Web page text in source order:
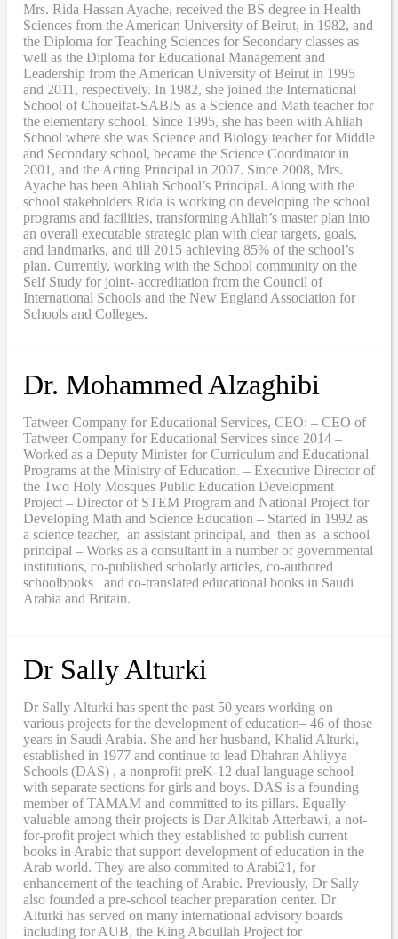
Mrs. Rida Hassan Ayache, received the BS degree in Health
Sciences from the American University of Beirut, in 1982, and
the Diploma for Teaching Sciences for Secondary classes as
well as the Diploma for Educational Management and
Leadership from the American University of Beirut in 1995
and 2011, respectively. In 1982, she joined the International
School of Choueifat-SABIS as a Science and Math teacher for
the elementary school. Since 1995, she has been with Ahliah
School where she was Science and Biology teacher for Middle
and Secondary school, became the Science Coordinator in
2001, and the Acting Principal in 2007. Since 2008, Mrs.
Ayache has been Ahliah School’s Principal. Along with the
school stakeholders Rida is working on developing the school
programs and facilities, transforming Ahliah’s master plan into
an overall executable strategic plan with clear targets, goals,
and landmarks, and till 2015 achieving 85% of the school’s
plan. Currently, working with the School community on the
Self Study for joint- accreditation from the Council of
International Schools and the New England Association for
Schools and Colleges.
Dr. Mohammed Alzaghibi
Tatweer Company for Educational Services, CEO: – CEO of
Tatweer Company for Educational Services since 2014 –
Worked as a Deputy Minister for Curriculum and Educational
Programs at the Ministry of Education. – Executive Director of
the Two Holy Mosques Public Education Development
Project – Director of STEM Program and National Project for
Developing Math and Science Education – Started in 1992 as
a science teacher, an assistant principal, and then as a school
principal – Works as a consultant in a number of governmental
institutions, co-published scholarly articles, co-authored
schoolbooks and co-translated educational books in Saudi
Arabia and Britain.
Dr Sally Alturki
Dr Sally Alturki has spent the past 50 years working on
various projects for the development of education– 46 of those
years in Saudi Arabia. She and her husband, Khalid Alturki,
established in 1977 and continue to lead Dhahran Ahliyya
Schools (DAS) , a nonprofit preK-12 dual language school
with separate sections for girls and boys. DAS is a founding
member of TAMAM and committed to its pillars. Equally
valuable among their projects is Dar Alkitab Atterbawi, a not-
for-profit project which they established to publish current
books in Arabic that support development of education in the
Arab world. They are also commited to Arabi21, for
enhancement of the teaching of Arabic. Previously, Dr Sally
also founded a pre-school teacher preparation center. Dr
Alturki has served on many international advisory boards
including for AUB, the King Abdullah Project for